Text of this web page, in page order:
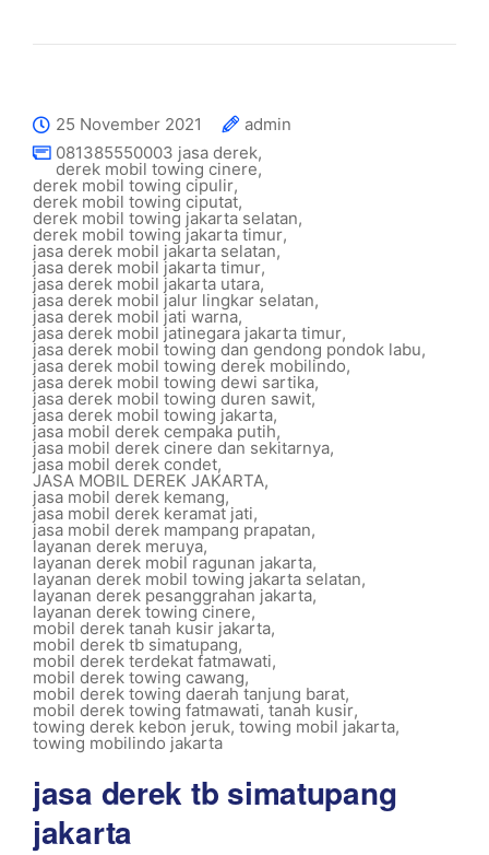
25 November 2021
admin
081385550003 jasa derek,
derek mobil towing cinere,
derek mobil towing cipulir,
derek mobil towing ciputat,
derek mobil towing jakarta selatan,
derek mobil towing jakarta timur,
jasa derek mobil jakarta selatan,
jasa derek mobil jakarta timur,
jasa derek mobil jakarta utara,
jasa derek mobil jalur lingkar selatan,
jasa derek mobil jati warna,
jasa derek mobil jatinegara jakarta timur,
jasa derek mobil towing dan gendong pondok labu,
jasa derek mobil towing derek mobilindo,
jasa derek mobil towing dewi sartika,
jasa derek mobil towing duren sawit,
jasa derek mobil towing jakarta,
jasa mobil derek cempaka putih,
jasa mobil derek cinere dan sekitarnya,
jasa mobil derek condet,
JASA MOBIL DEREK JAKARTA,
jasa mobil derek kemang,
jasa mobil derek keramat jati,
jasa mobil derek mampang prapatan,
layanan derek meruya,
layanan derek mobil ragunan jakarta,
layanan derek mobil towing jakarta selatan,
layanan derek pesanggrahan jakarta,
layanan derek towing cinere,
mobil derek tanah kusir jakarta,
mobil derek tb simatupang,
mobil derek terdekat fatmawati,
mobil derek towing cawang,
mobil derek towing daerah tanjung barat,
mobil derek towing fatmawati,tanah kusir,
towing derek kebon jeruk, towing mobil jakarta,
towing mobilindo jakarta
jasa derek tb simatupang
jakarta